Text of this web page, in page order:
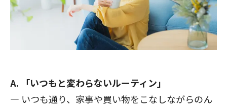
A. 「いつもと変わらないルーティン」
— いつも通り、家事や買い物をこなしながらのん